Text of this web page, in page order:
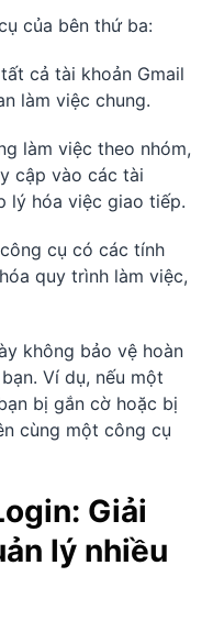
của bên thứ ba:
cả tài khoản Gmail
làm việc chung.
làm việc theo nhóm,
cập vào các tài
lý hóa việc giao tiếp.
cụ có các tính
quy trình làm việc,
không bảo vệ hoàn
Ví dụ, nếu một
bị gắn cờ hoặc bị
cùng một công cụ
Giải
lý nhiều